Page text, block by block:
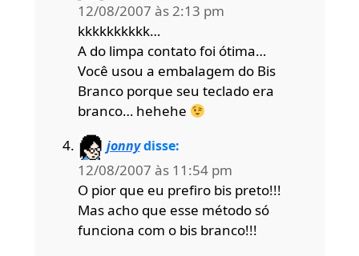
12/08/2007 às 2:13 pm
kkkkkkkkkk…
A do limpa contato foi ótima…
Você usou a embalagem do Bis
Branco porque seu teclado era
branco… hehehe
jonny disse:
12/08/2007 às 11:54 pm
O pior que eu prefiro bis preto!!!
Mas acho que esse método só
funciona com o bis branco!!!